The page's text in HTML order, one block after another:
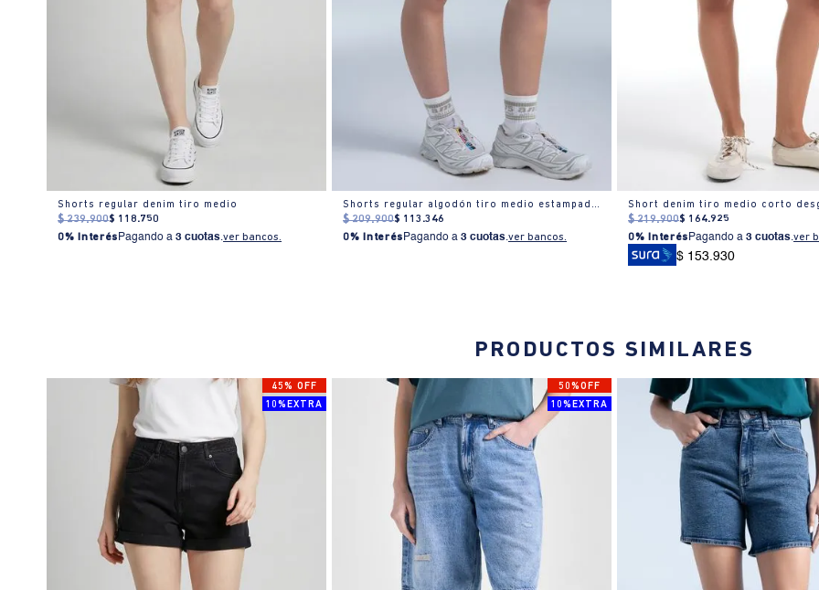
Shorts regular denim tiro medio
$ 239.900$ 118.750
0% Interés Pagando a3 cuotas.ver bancos.
Shorts regular algodón tiro medio estampado floral
$ 209.900$ 113 .346
0% Interés Pagando a3 cuotas.ver bancos.
Short denim tiro medio corto
$ 219.900$ 164.925
0% Interés Pagando a3 cuotas.ver
$ 153.930
PRODUCTOS SIMILARES
45% OFF
10%EXTRA
50%OFF
10%EXTRA